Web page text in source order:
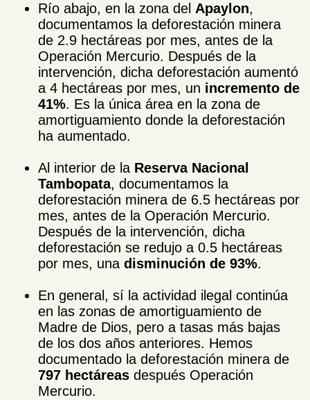
Río abajo, en la zona del Apaylon,
documentamos la deforestación minera
de 2.9 hectáreas por mes, antes de la
Operación Mercurio. Después de la
intervención, dicha deforestación aumentó
a 4 hectáreas por mes, un incremento de
41%. Es la única área en la zona de
amortiguamiento donde la deforestación
ha aumentado.
Al interior de la Reserva Nacional
Tambopata, documentamos la
deforestación minera de 6.5 hectáreas por
mes, antes de la Operación Mercurio.
Después de la intervención, dicha
deforestación se redujo a 0.5 hectáreas
por mes, una disminución de 93%.
En general, sí la actividad ilegal continúa
en las zonas de amortiguamiento de
Madre de Dios, pero a tasas más bajas
de los dos años anteriores. Hemos
documentado la deforestación minera de
797 hectáreas después Operación
Mercurio.